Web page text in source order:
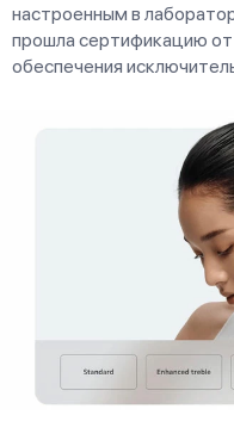
настроенным в
прошла сертификацию
обеспечения